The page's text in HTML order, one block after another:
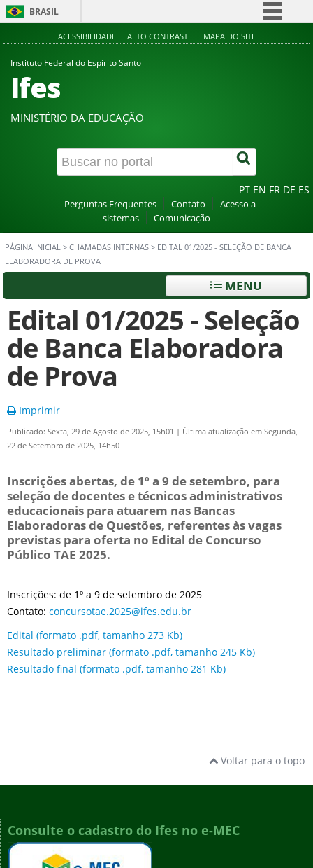
BRASIL
Simplifique!
Canais
ACESSIBILIDADE ALTO CONTRASTE MAPA DO SITE
Instituto Federal do Espírito Santo
Ifes
MINISTÉRIO DA EDUCAÇÃO
PT EN FR DE ES
Perguntas Frequentes Contato
Acesso a
sistemas
Comunicação
PÁGINA INICIAL > CHAMADAS INTERNAS > EDITAL 01/2025 - SELEÇÃO DE BANCA
ELABORADORA DE PROVA
MENU
Edital 01/2025 - Seleção
de Banca Elaboradora
de Prova
Imprimir
Publicado: Sexta, 29 de Agosto de 2025, 15h01 | Última atualização em Segunda,
22 de Setembro de 2025, 14h50
Inscrições abertas, de 1º a 9 de setembro, para
seleção de docentes e técnicos administrativos
educacionais para atuarem nas Bancas
Elaboradoras de Questões, referentes às vagas
previstas para oferta no Edital de Concurso
Público TAE 2025.
Inscrições: de 1º a 9 de setembro de 2025
Contato: concursotae.2025@ifes.edu.br
Edital (formato .pdf, tamanho 273 Kb)
Resultado preliminar (formato .pdf, tamanho 245 Kb)
Resultado final (formato .pdf, tamanho 281 Kb)
Voltar para o topo
Consulte o cadastro do Ifes no e-MEC